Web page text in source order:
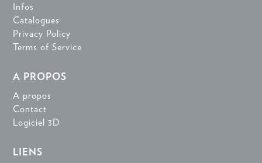
Infos
Catalogues
Privacy Policy
Terms of Service
A PROPOS
A propos
Contact
Logiciel 3D
LIENS